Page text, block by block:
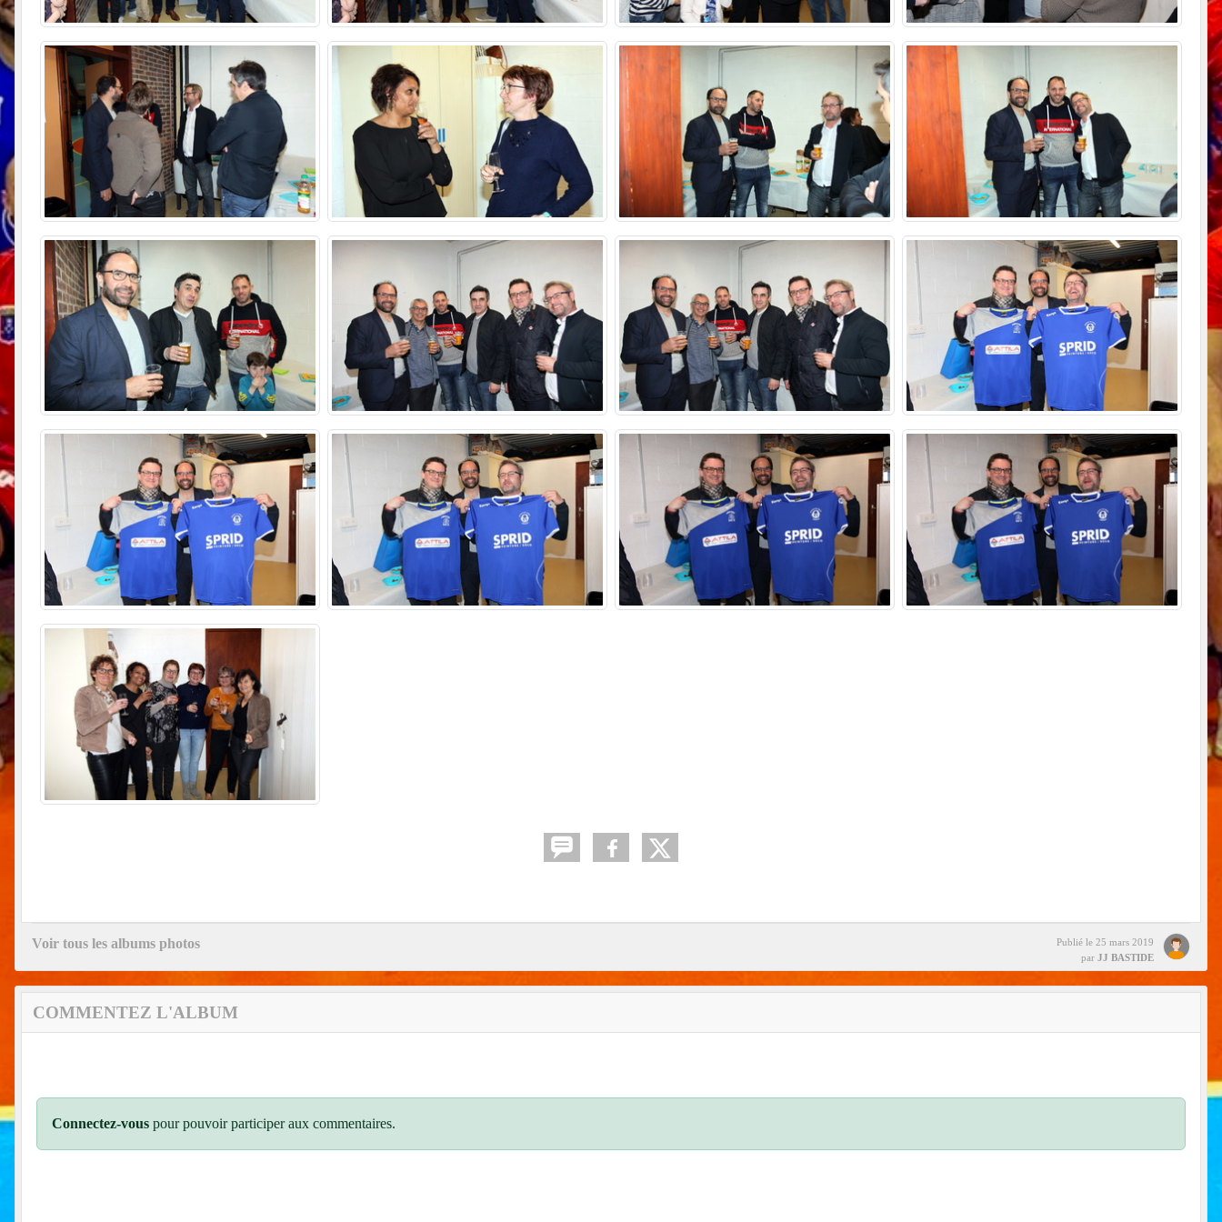
Voir tous les albums photos Publié le 25 mars 2019
par JJ BASTIDE
COMMENTEZ L'ALBUM
Connectez-vous pour pouvoir participer aux commentaires.